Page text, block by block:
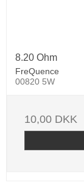
8.20 Ohm
FreQuence
00820 5W
10,00 DKK